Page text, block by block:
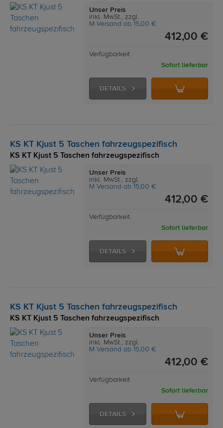
Unser Preis
inkl. MwSt., zzgl.
M Versand ab 15,00 €
412,00 €
Verfügbarkeit
Sofort lieferbar
DETAILS
KS KT Kjust 5 Taschen fahrzeugspezifisch
KS KT Kjust 5 Taschen fahrzeugspezifisch
Unser Preis
inkl. MwSt., zzgl.
M Versand ab 15,00 €
412,00 €
Verfügbarkeit
Sofort lieferbar
DETAILS
KS KT Kjust 5 Taschen fahrzeugspezifisch
KS KT Kjust 5 Taschen fahrzeugspezifisch
Unser Preis
inkl. MwSt., zzgl.
M Versand ab 15,00 €
412,00 €
Verfügbarkeit
Sofort lieferbar
DETAILS